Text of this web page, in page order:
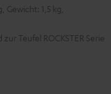
Gewicht: 1,5 kg,
Teufel ROCKSTER Serie